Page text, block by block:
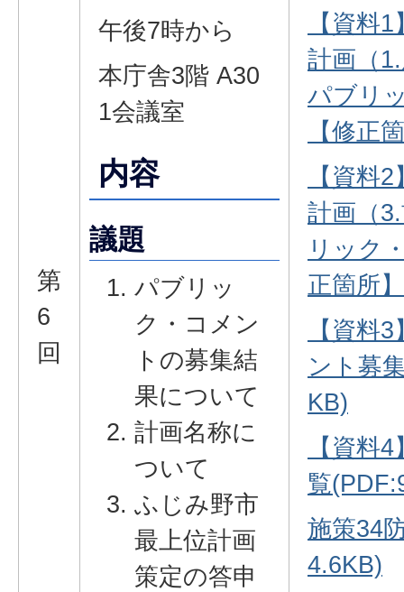
第
6
回
午後7時から
本庁舎3階 A30
1会議室
内容
議題
パブリッ
ク・コメン
トの募集結
果について
計画名称に
ついて
ふじみ野市
最上位計画
策定の答申
【資料
計画（
パブリ
【修正
【資料
計画（
リック
正箇所
【資料
ント募
KB)
【資料
覧
施策34
4.6KB)